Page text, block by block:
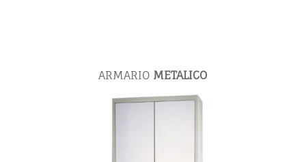
ARMARIO METALICO